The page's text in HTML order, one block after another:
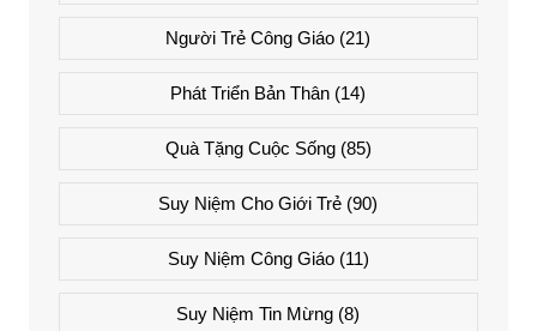
Người Trẻ Công Giáo (21)
Phát Triển Bản Thân (14)
Quà Tặng Cuộc Sống(85)
Suy Niệm Cho Giới Trẻ (90)
Suy Niệm Công Giáo(11)
Suy Niệm Tin Mừng (8)